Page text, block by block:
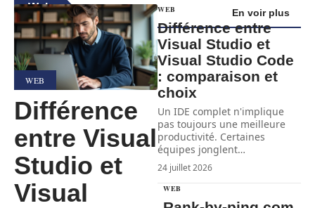
Web En voir plus
WEB
Différence
entre Visual
Studio et
Visual
WEB
Différence entre
Visual Studio et
Visual Studio Code
: comparaison et
choix
Un IDE complet n'implique
pas toujours une meilleure
productivité. Certaines
équipes jonglent…
24 juillet 2026
WEB